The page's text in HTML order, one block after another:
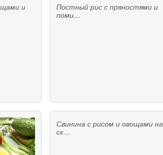
и
Постный рис с пряностями и
поми…
Свинина с рисом и овощами на
ск…